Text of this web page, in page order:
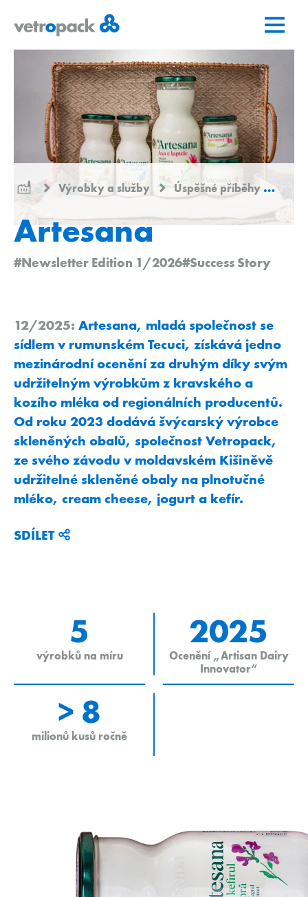
domovskou
obsah
kontakt
Výrobky a služby Úspěšné příběhy
Artesana
#Newsletter Edition 1/2026#Success Story
12/2025: Artesana, mladá společnost se
sídlem v rumunském Tecuci, získává jedno
mezinárodní ocenění za druhým díky svým
udržitelným výrobkům z kravského a
kozího mléka od regionálních producentů.
Od roku 2023 dodává švýcarský výrobce
skleněných obalů, společnost Vetropack,
ze svého závodu v moldavském Kišiněvě
udržitelné skleněné obaly na plnotučné
mléko, cream cheese, jogurt a kefír.
SDÍLET
5
výrobků na míru
2025
Ocenění „Artisan Dairy
Innovator“
> 8
milionů kusů ročně